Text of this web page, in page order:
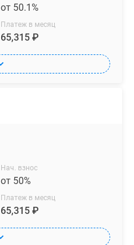
от 50.1%
Платеж в месяц
65,315 ₽
Нач. взнос
от 50%
Платеж в месяц
65,315 ₽